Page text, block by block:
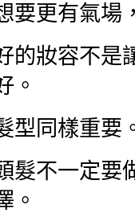
要更有氣場
的妝容不是
。
型同樣重要
髮不一定要
。